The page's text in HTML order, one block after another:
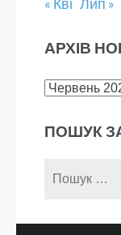
« Кві Лип »
АРХІВ
Архів
ПОШУК